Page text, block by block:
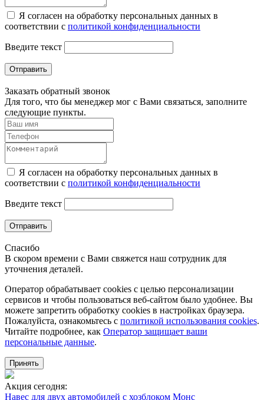
Я согласен на обработку персональных данных в
соответствии с политикой конфиденциальности
Введите текст
Отправить
Заказать обратный звонок
Для того, что бы менеджер мог с Вами связаться, заполните
следующие пункты.
Я согласен на обработку персональных данных в
соответствии с политикой конфиденциальности
Введите текст
Отправить
Спасибо
В скором времени с Вами свяжется наш сотрудник для
уточнения деталей.
Оператор обрабатывает cookies с целью персонализации
сервисов и чтобы пользоваться веб-сайтом было удобнее. Вы
можете запретить обработку сookies в настройках браузера.
Пожалуйста, ознакомьтесь с политикой использования cookies.
Читайте подробнее, как Оператор защищает ваши
персональные данные.
Принять
Акция сегодня:
Навес для двух автомобилей с хозблоком Монс